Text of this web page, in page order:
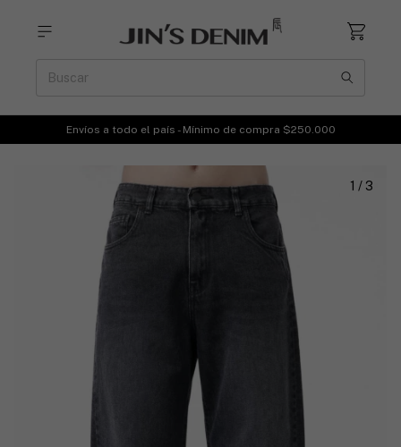
Envíos a todo el país - Mínimo de compra $250.000
1 / 3